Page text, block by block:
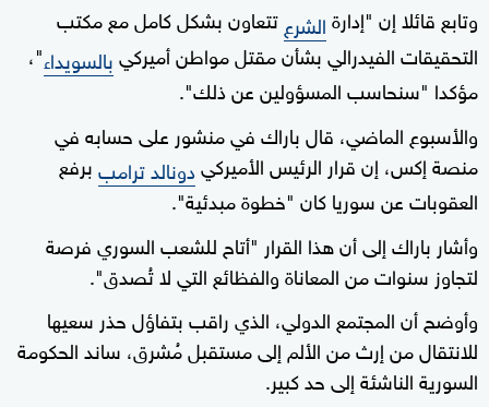
وتابع قائلا إن "إدارةالشرع تتعاون بشكل كامل مع مكتب
التحقيقات الفيدرالي بشأن مقتل مواطن أميركيبالسويداء"،
مؤكدا "سنحاسب المسؤولين عن ذلك".
والأسبوع الماضي، قال باراك في منشور على حسابه في
منصة إكس، إن قرار الرئيس الأميركيدونالد ترامببرفع
العقوبات عن سوريا كان "خطوة مبدئية".
وأشار باراك إلى أن هذا القرار "أتاح للشعب السوري فرصة
لتجاوز سنوات من المعاناة والفظائع التي لا تُصدق".
وأوضح أن المجتمع الدولي، الذي راقب بتفاؤل حذر سعيها
للانتقال من إرث من الألم إلى مستقبل مُشرق، ساند الحكومة
السورية الناشئة إلى حد كبير.